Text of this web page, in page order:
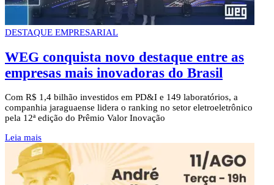
DESTAQUE EMPRESARIAL
WEG conquista novo destaque entre as
empresas mais inovadoras do Brasil
Com R$ 1,4 bilhão investidos em PD&I e 149 laboratórios, a
companhia jaraguaense lidera o ranking no setor eletroeletrônico
pela 12ª edição do Prêmio Valor Inovação
Leia mais